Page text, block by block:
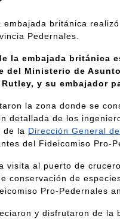
embajada británica
Pedernales.
la embajada británica
del Ministerio de
y su embajador
la zona donde se
detallada de los
de la Dirección General
del Fideicomiso Pro-
visita al puerto de
conservación de
Pro-Pedernales
y disfrutaron de la